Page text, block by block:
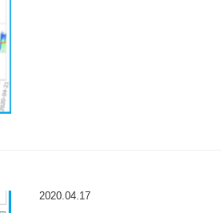
2020.04.17